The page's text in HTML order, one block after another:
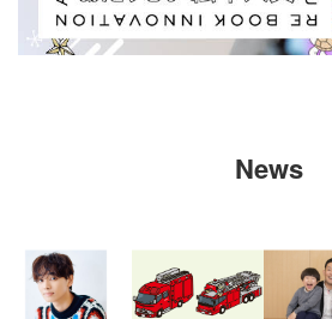
News